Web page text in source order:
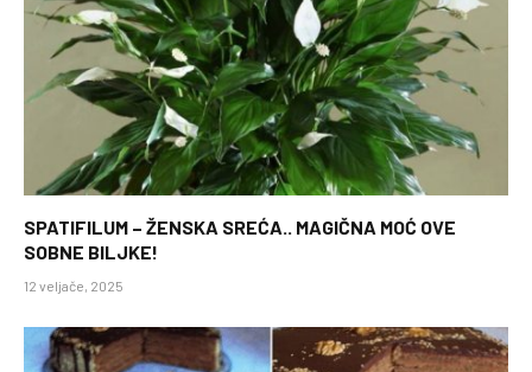
SPATIFILUM – ŽENSKA SREĆA.. MAGIČNA MOĆ OVE
SOBNE BILJKE!
12 veljače, 2025